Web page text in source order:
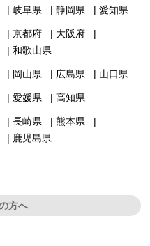
岐阜県 静岡県 愛知県
京都府
大阪府
和歌山県
岡山県 広島県 山口県
愛媛県 高知県
長崎県
熊本県
鹿児島県
方へ